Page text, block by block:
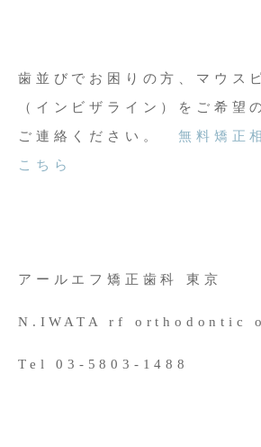
歯並びでお困りの方、マウス
（インビザライン）をご希望
ご連絡ください。無料矯正
こちら
アールエフ矯正歯科 東京
N.IWATA rf orthodontic
Tel 03-5803-1488